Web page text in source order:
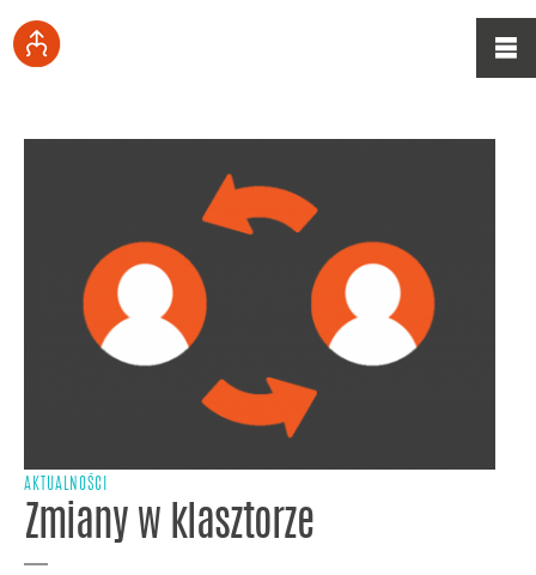
AKTUALNOŚCI
Zmiany w klasztorze